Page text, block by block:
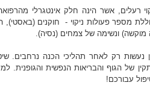
רעלים, אשר הינה חלק אינטגרלי
מספר פעולות ניקוי - חוקנים
מוקשה) ונשימה של צמחים (נסיה).
רק לאחר תהליכי הכנה נרחבים.
של הגוף והבריאות הנפשית